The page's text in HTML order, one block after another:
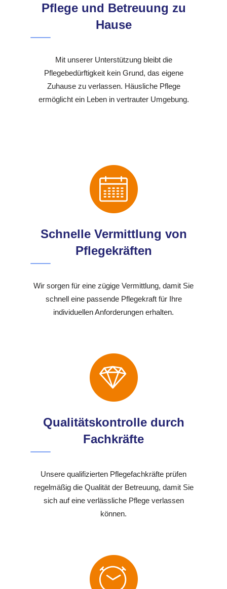
Pflege und Betreuung zu
Hause
Mit unserer Unterstützung bleibt die
Pflegebedürftigkeit kein Grund, das eigene
Zuhause zu verlassen. Häusliche Pflege
ermöglicht ein Leben in vertrauter Umgebung.
Schnelle Vermittlung von
Pflegekräften
Wir sorgen für eine zügige Vermittlung, damit Sie
schnell eine passende Pflegekraft für Ihre
individuellen Anforderungen erhalten.
Qualitätskontrolle durch
Fachkräfte
Unsere qualifizierten Pflegefachkräfte prüfen
regelmäßig die Qualität der Betreuung, damit Sie
sich auf eine verlässliche Pflege verlassen
können.